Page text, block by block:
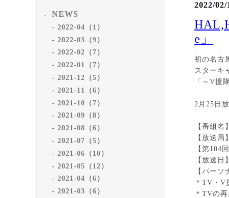
NEWS
2022-04（1）
2022-03（9）
2022-02（7）
2022-01（7）
2021-12（5）
2021-11（6）
2021-10（7）
2021-09（8）
2021-08（6）
2021-07（5）
2021-06（10）
2021-05（12）
2021-04（6）
2021-03（6）
2022/02/
e」
初の名古
スターキ
「～V援
2月25日
【番組
【放送
【第104
【放送
【パー
＊TV・V
＊TVの